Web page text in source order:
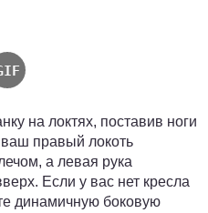
на локтях, поставив ноги
ваш правый локоть
а левая рука
Если у вас нет кресла
динамичную боковую